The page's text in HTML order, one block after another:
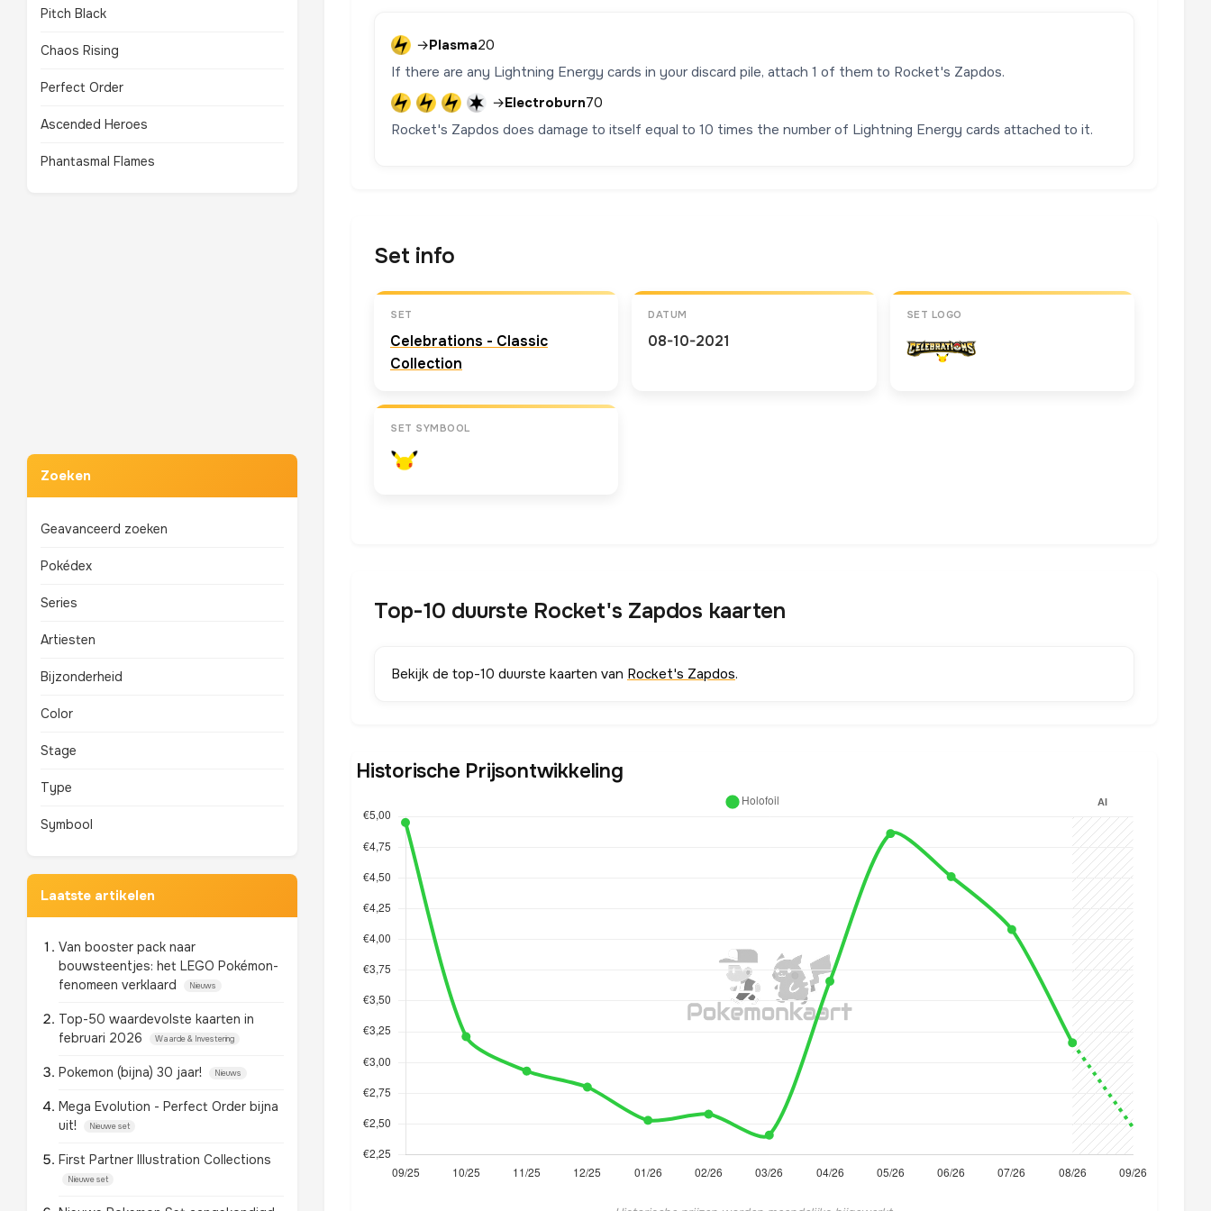
Pitch Black
Chaos Rising
Perfect Order
Ascended Heroes
Phantasmal Flames
Zoeken
Geavanceerd zoeken
Pokédex
Series
Artiesten
Bijzonderheid
Color
Stage
Type
Symbool
Laatste artikelen
Van booster pack naar
bouwsteentjes: het LEGO Pokémon-
fenomeen verklaard
Nieuws
Top-50 waardevolste kaarten in
februari 2026
Waarde & Investering
Pokemon (bijna) 30 jaar! Nieuws
Mega Evolution - Perfect Order bijna
uit!
Nieuwe set
First Partner Illustration Collections
Nieuwe set
→Plasma20
If there are any Lightning Energy cards in your discard pile, attach 1 of them to Rocket's Zapdos.
→Electroburn70
Rocket's Zapdos does damage to itself equal to 10 times the number of Lightning Energy cards attached to it.
Set info
SET
Celebrations - Classic
Collection
DATUM
08-10-2021
SET LOGO
SET SYMBOOL
Top-10 duurste Rocket's Zapdos kaarten
Bekijk de top-10 duurste kaarten van Rocket's Zapdos.
Historische Prijsontwikkeling